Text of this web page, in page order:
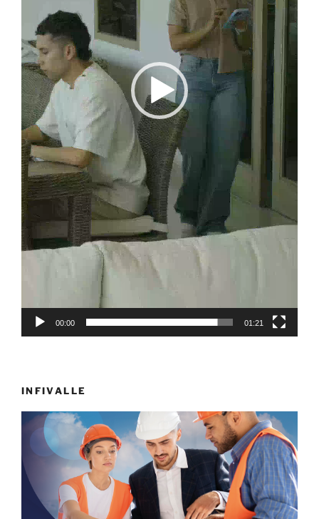
00:00 01:21
INFIVALLE